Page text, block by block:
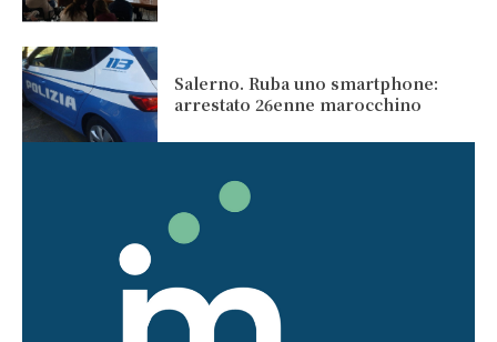
Salerno. Ruba uno smartphone:
arrestato 26enne marocchino